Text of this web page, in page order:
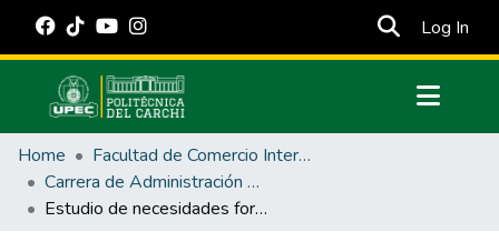
Log In
Communities & Collections
All of DSpace
Statistics
Home
Facultad de Comercio Internacional, Integración, Administración y Economía Empresarial
Carrera de Administración de Empresas y Marketing
Estudio de necesidades formativas que permitan implementar nuevos productos y servicios en la Empresa Pública UPEC-CREATIVA-EP, Provincia del Carchi, año 2019